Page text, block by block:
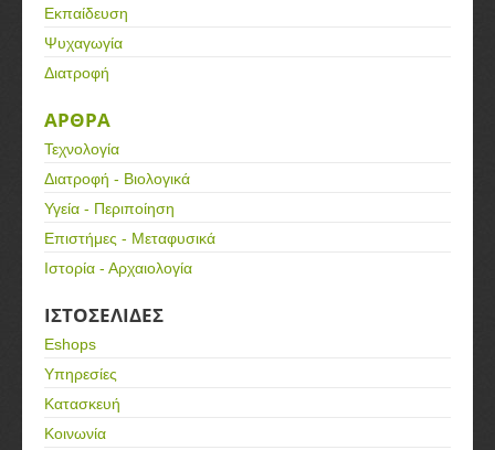
Εκπαίδευση
Ψυχαγωγία
Διατροφή
ΑΡΘΡΑ
Τεχνολογία
Διατροφή - Βιολογικά
Υγεία - Περιποίηση
Επιστήμες - Μεταφυσικά
Ιστορία - Αρχαιολογία
ΙΣΤΟΣΕΛΙΔΕΣ
Eshops
Υπηρεσίες
Κατασκευή
Κοινωνία